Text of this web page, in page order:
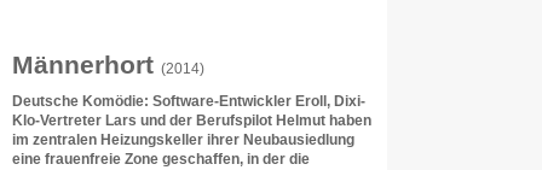
Männerhort (2014)
Deutsche Komödie: Software-Entwickler Eroll, Dixi-
Klo-Vertreter Lars und der Berufspilot Helmut haben
im zentralen Heizungskeller ihrer Neubausiedlung
eine frauenfreie Zone geschaffen, in der die